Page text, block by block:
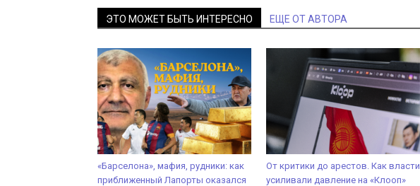
ЭТО МОЖЕТ БЫТЬ ИНТЕРЕСНО ЕЩЕ ОТ АВТОРА
«Барселона», мафия, рудники: как
приближенный Лапорты оказался
От критики до арестов. Как власти
усиливали давление на «Клооп»